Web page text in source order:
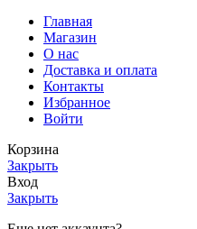
Главная
Магазин
О нас
Доставка и оплата
Контакты
Избранное
Войти
Корзина
Закрыть
Вход
Закрыть